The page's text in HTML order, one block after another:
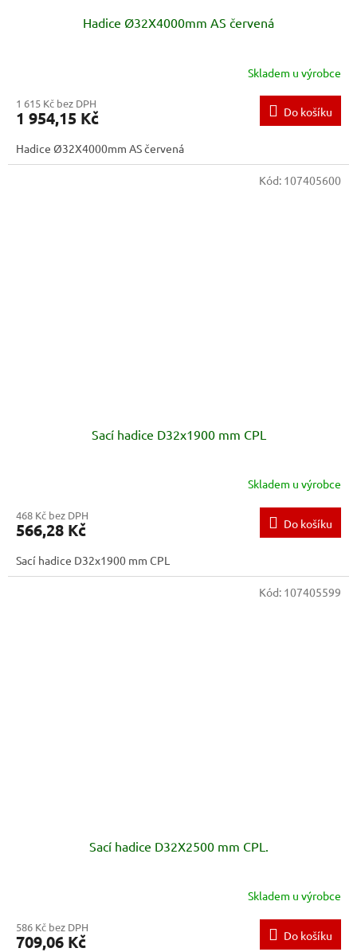
Hadice Ø32X4000mm AS červená
Skladem u výrobce
1 615 Kč bez DPH
1 954,15 Kč Do košíku
Hadice Ø32X4000mm AS červená
Sací hadice D32x1900 mm CPL
Skladem u výrobce
468 Kč bez DPH
566,28 Kč Do košíku
Sací hadice D32x1900 mm CPL
Kód: 107405600
Sací hadice D32X2500 mm CPL.
Skladem u výrobce
586 Kč bez DPH
709,06 Kč Do košíku
Kód: 107405599